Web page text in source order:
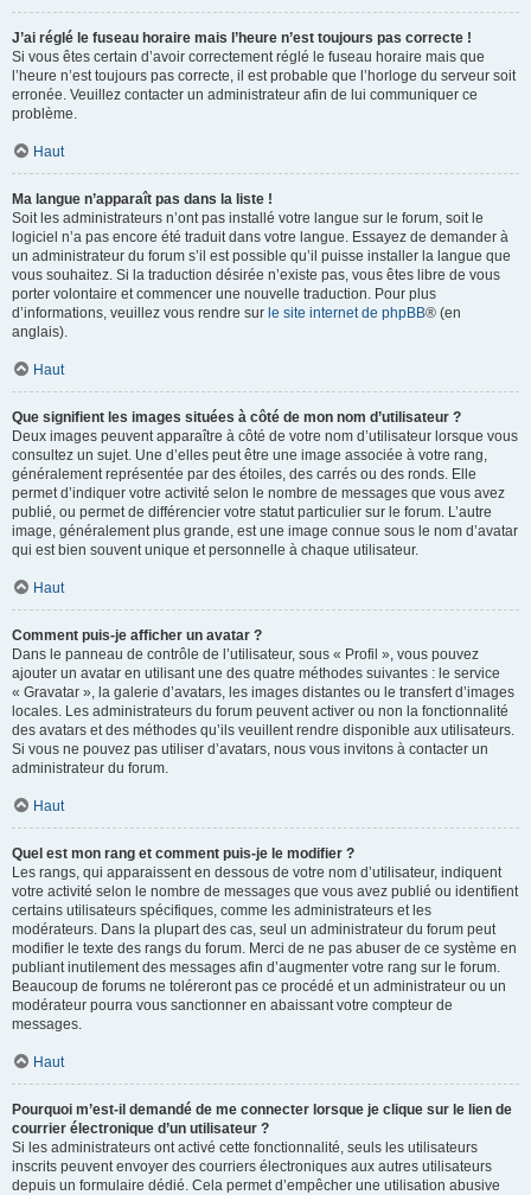
J’ai réglé le fuseau horaire mais l’heure n’est toujours pas correcte !
Si vous êtes certain d’avoir correctement réglé le fuseau horaire mais que
l’heure n’est toujours pas correcte, il est probable que l’horloge du serveur soit
erronée. Veuillez contacter un administrateur afin de lui communiquer ce
problème.
Haut
Ma langue n’apparaît pas dans la liste !
Soit les administrateurs n’ont pas installé votre langue sur le forum, soit le
logiciel n’a pas encore été traduit dans votre langue. Essayez de demander à
un administrateur du forum s’il est possible qu’il puisse installer la langue que
vous souhaitez. Si la traduction désirée n’existe pas, vous êtes libre de vous
porter volontaire et commencer une nouvelle traduction. Pour plus
d’informations, veuillez vous rendre sur le site internet de phpBB® (en
anglais).
Haut
Que signifient les images situées à côté de mon nom d’utilisateur ?
Deux images peuvent apparaître à côté de votre nom d’utilisateur lorsque vous
consultez un sujet. Une d’elles peut être une image associée à votre rang,
généralement représentée par des étoiles, des carrés ou des ronds. Elle
permet d’indiquer votre activité selon le nombre de messages que vous avez
publié, ou permet de différencier votre statut particulier sur le forum. L’autre
image, généralement plus grande, est une image connue sous le nom d’avatar
qui est bien souvent unique et personnelle à chaque utilisateur.
Haut
Comment puis-je afficher un avatar ?
Dans le panneau de contrôle de l’utilisateur, sous « Profil », vous pouvez
ajouter un avatar en utilisant une des quatre méthodes suivantes : le service
« Gravatar », la galerie d’avatars, les images distantes ou le transfert d’images
locales. Les administrateurs du forum peuvent activer ou non la fonctionnalité
des avatars et des méthodes qu’ils veuillent rendre disponible aux utilisateurs.
Si vous ne pouvez pas utiliser d’avatars, nous vous invitons à contacter un
administrateur du forum.
Haut
Quel est mon rang et comment puis-je le modifier ?
Les rangs, qui apparaissent en dessous de votre nom d’utilisateur, indiquent
votre activité selon le nombre de messages que vous avez publié ou identifient
certains utilisateurs spécifiques, comme les administrateurs et les
modérateurs. Dans la plupart des cas, seul un administrateur du forum peut
modifier le texte des rangs du forum. Merci de ne pas abuser de ce système en
publiant inutilement des messages afin d’augmenter votre rang sur le forum.
Beaucoup de forums ne toléreront pas ce procédé et un administrateur ou un
modérateur pourra vous sanctionner en abaissant votre compteur de
messages.
Haut
Pourquoi m’est-il demandé de me connecter lorsque je clique sur le lien de
courrier électronique d’un utilisateur ?
Si les administrateurs ont activé cette fonctionnalité, seuls les utilisateurs
inscrits peuvent envoyer des courriers électroniques aux autres utilisateurs
depuis un formulaire dédié. Cela permet d’empêcher une utilisation abusive